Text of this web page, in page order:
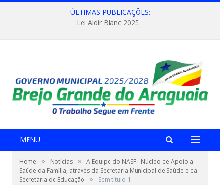
ÚLTIMAS PUBLICAÇÕES:
Lei Aldir Blanc 2025
MENU
Home » Notícias »
A Equipe do NASF - Núcleo de Apoio a
Saúde da Família, através da Secretaria Municipal de Saúde e da
Secretaria de Educação
» Sem título-1